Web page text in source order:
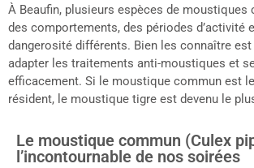
À Beaufin, plusieurs espèces de moustiques
des comportements, des périodes d’activité
dangerosité différents. Bien les connaître
adapter les traitements anti-moustiques et
efficacement. Si le moustique commun est
résident, le moustique tigre est devenu le
Le moustique commun (Culex
l’incontournable de nos soirées